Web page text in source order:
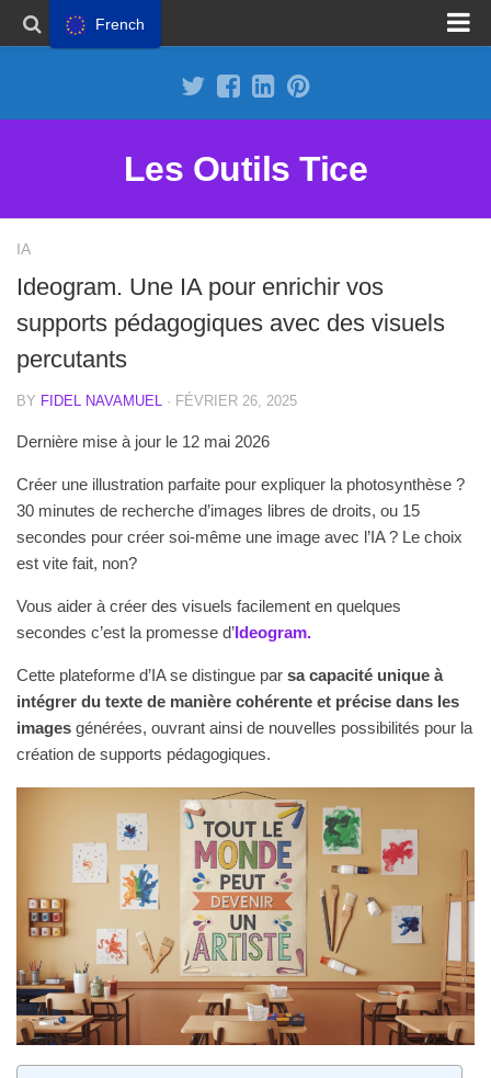
Les Outils Tice
IA
Ideogram. Une IA pour enrichir vos
supports pédagogiques avec des visuels
percutants
BY FIDEL NAVAMUEL · FÉVRIER 26, 2025
Dernière mise à jour le 12 mai 2026
Créer une illustration parfaite pour expliquer la photosynthèse ?
30 minutes de recherche d’images libres de droits, ou 15
secondes pour créer soi-même une image avec l’IA ? Le choix
est vite fait, non?
Vous aider à créer des visuels facilement en quelques
secondes c’est la promesse d’Ideogram.
Cette plateforme d’IA se distingue par sa capacité unique à
intégrer du texte de manière cohérente et précise dans les
images générées, ouvrant ainsi de nouvelles possibilités pour la
création de supports pédagogiques.
French